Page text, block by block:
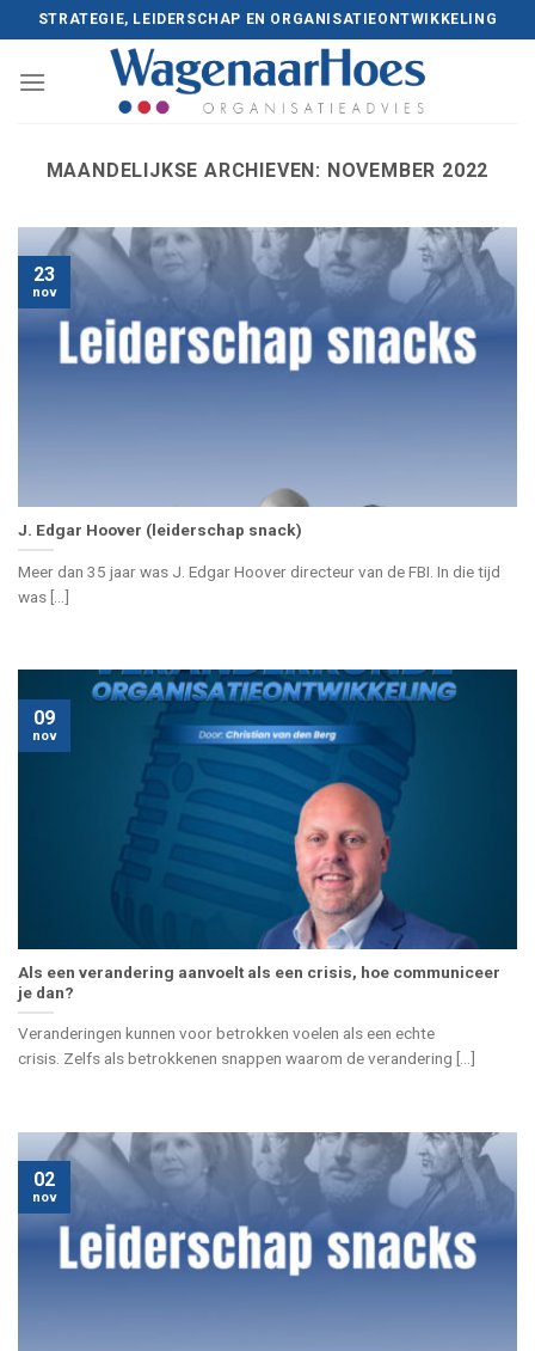
to
content
STRATEGIE, LEIDERSCHAP EN ORGANISATIEONTWIKKELING
MAANDELIJKSE ARCHIEVEN: NOVEMBER 2022
J. Edgar Hoover (leiderschap snack)
Meer dan 35 jaar was J. Edgar Hoover directeur van de FBI. In die tijd
was [...]
23
nov
Als een verandering aanvoelt als een crisis, hoe communiceer
je dan?
Veranderingen kunnen voor betrokken voelen als een echte
crisis. Zelfs als betrokkenen snappen waarom de verandering [...]
09
nov
02
nov